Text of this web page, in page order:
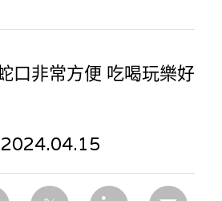
口非常方便 吃喝玩樂好
2024.04.15